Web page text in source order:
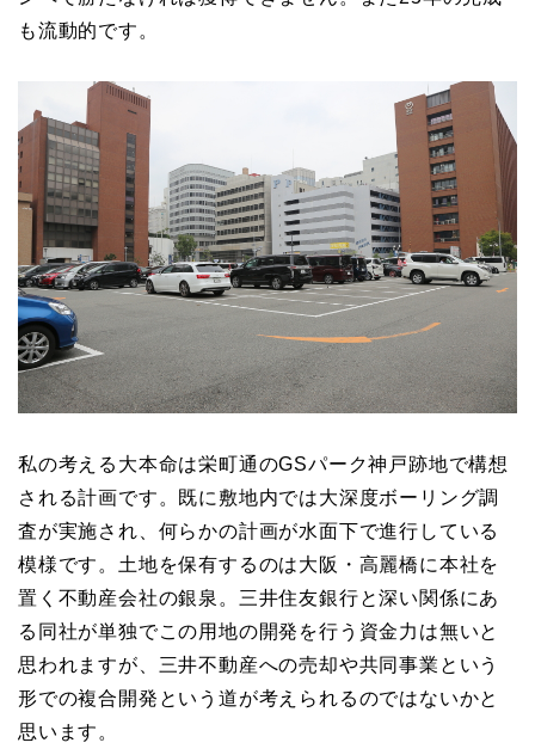
も流動的です。
私の考える大本命は栄町通のGSパーク神戸跡地で構想
される計画です。既に敷地内では大深度ボーリング調
査が実施され、何らかの計画が水面下で進行している
模様です。土地を保有するのは大阪・高麗橋に本社を
置く不動産会社の銀泉。三井住友銀行と深い関係にあ
る同社が単独でこの用地の開発を行う資金力は無いと
思われますが、三井不動産への売却や共同事業という
形での複合開発という道が考えられるのではないかと
思います。